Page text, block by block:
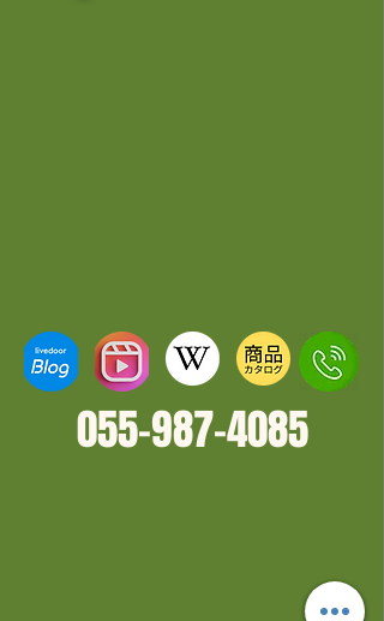
055-987-4085